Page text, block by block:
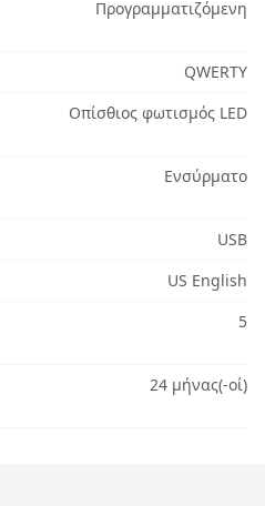
Προγραμματιζόμενη
QWERTY
Οπίσθιος φωτισμός LED
Ενσύρματο
USB
US English
5
24 μήνας(-οί)